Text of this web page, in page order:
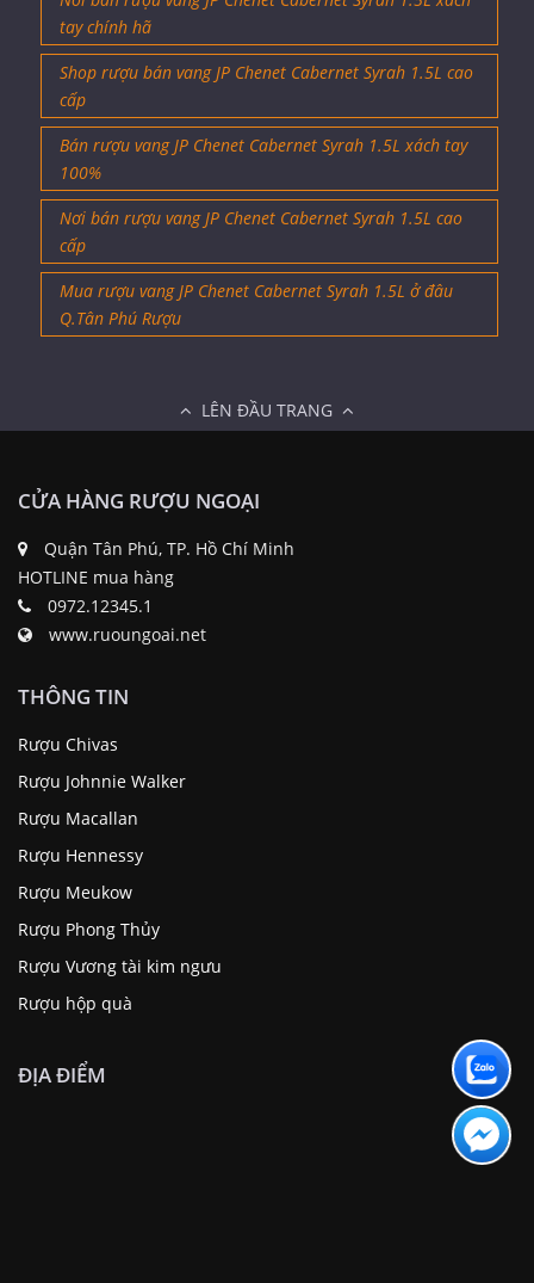
tay chính hã
Shop rượu bán vang JP Chenet Cabernet Syrah 1.5L cao
cấp
Bán rượu vang JP Chenet Cabernet Syrah 1.5L xách tay
100%
Nơi bán rượu vang JP Chenet Cabernet Syrah 1.5L cao
cấp
Mua rượu vang JP Chenet Cabernet Syrah 1.5L ở đâu
Q.Tân Phú Rượu
LÊN ĐẦU TRANG
CỬA HÀNG RƯỢU NGOẠI
Quận Tân Phú, TP. Hồ Chí Minh
HOTLINE mua hàng
0972.12345.1
www.ruoungoai.net
THÔNG TIN
Rượu Chivas
Rượu Johnnie Walker
Rượu Macallan
Rượu Hennessy
Rượu Meukow
Rượu Phong Thủy
Rượu Vương tài kim ngưu
Rượu hộp quà
ĐỊA ĐIỂM